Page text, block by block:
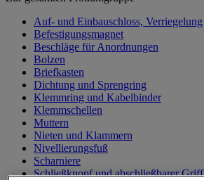
Auf- und Einbauschloss, Verriegelung
Befestigungsmagnet
Beschläge für Anordnungen
Bolzen
Briefkasten
Dichtung und Sprengring
Klemmring und Kabelbinder
Klemmschellen
Muttern
Nieten und Klammern
Nivellierungsfuß
Scharniere
Schließknopf und abschließbarer Griff